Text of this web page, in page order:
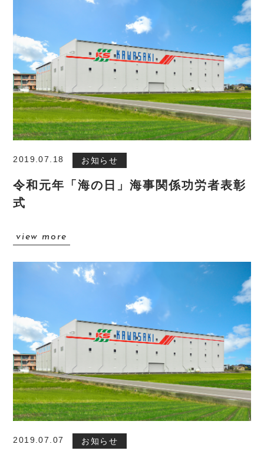
ホーム
2019.07.18 お知らせ
令和元年「海の日」海事関係功労者表彰
式
view more
2019.07.07 お知らせ